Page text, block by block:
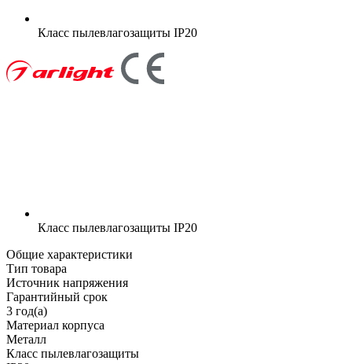
Класс пылевлагозащиты IP20
Класс пылевлагозащиты IP20
Общие характеристики
Тип товара
Источник напряжения
Гарантийный срок
3 год(а)
Материал корпуса
Металл
Класс пылевлагозащиты